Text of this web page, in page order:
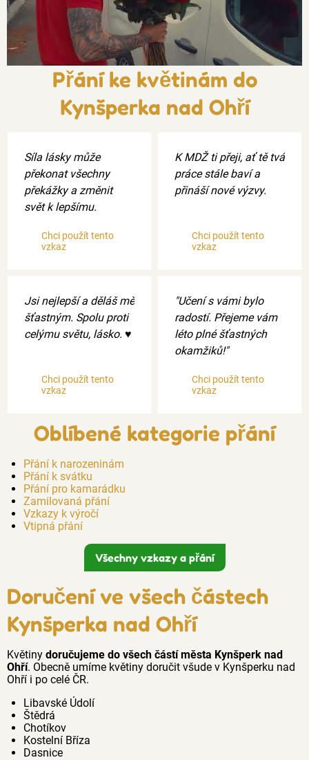
Přání ke květinám do
Kynšperka nad Ohří
Síla lásky může
překonat všechny
překážky a změnit
svět k lepšímu.
Chci použít tento
vzkaz
K MDŽ ti přeji, ať tě tvá
práce stále baví a
přináší nové výzvy.
Chci použít tento
vzkaz
Jsi nejlepší a děláš mě
šťastným. Spolu proti
celýmu světu, lásko. ♥️
Chci použít tento
vzkaz
"Učení s vámi bylo
radostí. Přejeme vám
léto plné šťastných
okamžiků!"
Chci použít tento
vzkaz
Oblíbené kategorie přání
Přání k narozeninám
Přání k svátku
Přání pro kamarádku
Zamilovaná přání
Vzkazy k výročí
Vtipná přání
Všechny vzkazy a přání
Doručení ve všech částech
Kynšperka nad Ohří
Květiny doručujeme do všech částí města Kynšperk nad
Ohří. Obecně umíme květiny doručit všude v Kynšperku nad
Ohří i po celé ČR.
Libavské Údolí
Štědrá
Chotíkov
Kostelní Bříza
Dasnice